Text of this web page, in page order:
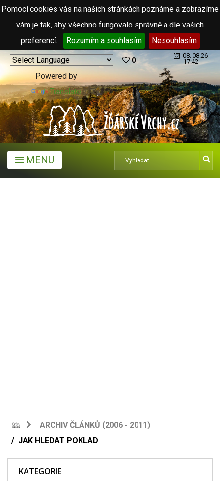
Pomocí cookies vás na našich stránkách poznáme a zobrazíme
vám je tak, aby všechno fungovalo správně a dle vašich
preferencí.
Rozumím a souhlasím Nesouhlasím
Powered by
Translate
0
08. 08.26
17:42
MENU
ARCHIV ČLÁNKŮ (2006 - 2011)
JAK HLEDAT POKLAD
KATEGORIE